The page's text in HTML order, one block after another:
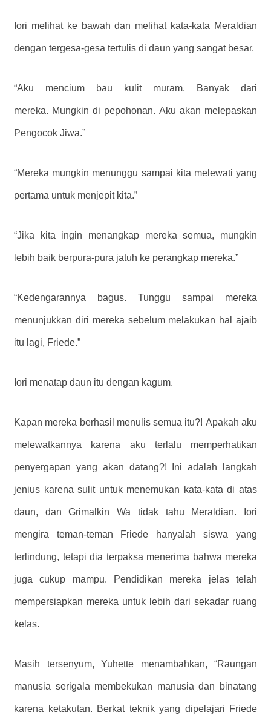
Iori melihat ke bawah dan melihat kata-kata Meraldian
dengan tergesa-gesa tertulis di daun yang sangat besar.
“Aku mencium bau kulit muram. Banyak dari
mereka. Mungkin di pepohonan. Aku akan melepaskan
Pengocok Jiwa.”
“Mereka mungkin menunggu sampai kita melewati yang
pertama untuk menjepit kita.”
“Jika kita ingin menangkap mereka semua, mungkin
lebih baik berpura-pura jatuh ke perangkap mereka.”
“Kedengarannya bagus. Tunggu sampai mereka
menunjukkan diri mereka sebelum melakukan hal ajaib
itu lagi, Friede.”
Iori menatap daun itu dengan kagum.
Kapan mereka berhasil menulis semua itu?! Apakah aku
melewatkannya karena aku terlalu memperhatikan
penyergapan yang akan datang?! Ini adalah langkah
jenius karena sulit untuk menemukan kata-kata di atas
daun, dan Grimalkin Wa tidak tahu Meraldian. Iori
mengira teman-teman Friede hanyalah siswa yang
terlindung, tetapi dia terpaksa menerima bahwa mereka
juga cukup mampu. Pendidikan mereka jelas telah
mempersiapkan mereka untuk lebih dari sekadar ruang
kelas.
Masih tersenyum, Yuhette menambahkan, “Raungan
manusia serigala membekukan manusia dan binatang
karena ketakutan. Berkat teknik yang dipelajari Friede